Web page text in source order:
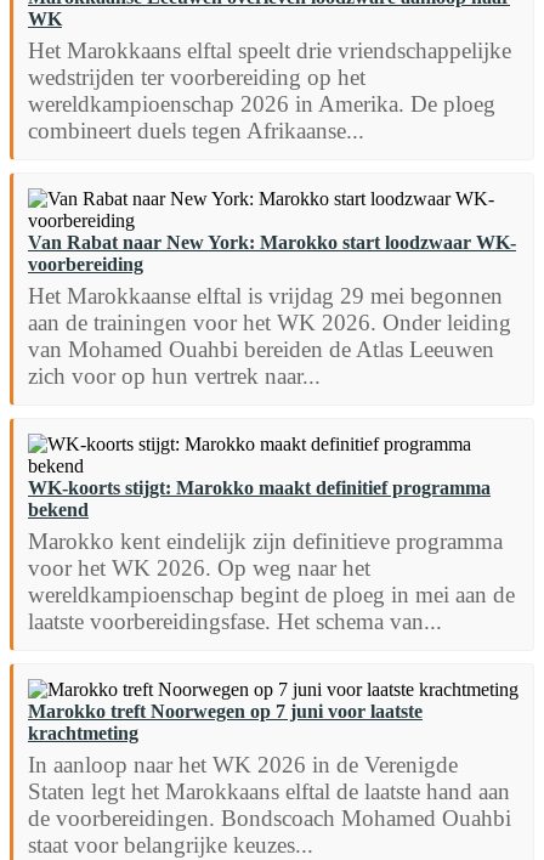
WK
Het Marokkaans elftal speelt drie vriendschappelijke
wedstrijden ter voorbereiding op het
wereldkampioenschap 2026 in Amerika. De ploeg
combineert duels tegen Afrikaanse...
Van Rabat naar New York: Marokko start loodzwaar WK-
voorbereiding
Het Marokkaanse elftal is vrijdag 29 mei begonnen
aan de trainingen voor het WK 2026. Onder leiding
van Mohamed Ouahbi bereiden de Atlas Leeuwen
zich voor op hun vertrek naar...
WK-koorts stijgt: Marokko maakt definitief programma
bekend
Marokko kent eindelijk zijn definitieve programma
voor het WK 2026. Op weg naar het
wereldkampioenschap begint de ploeg in mei aan de
laatste voorbereidingsfase. Het schema van...
Marokko treft Noorwegen op 7 juni voor laatste
krachtmeting
In aanloop naar het WK 2026 in de Verenigde
Staten legt het Marokkaans elftal de laatste hand aan
de voorbereidingen. Bondscoach Mohamed Ouahbi
staat voor belangrijke keuzes...